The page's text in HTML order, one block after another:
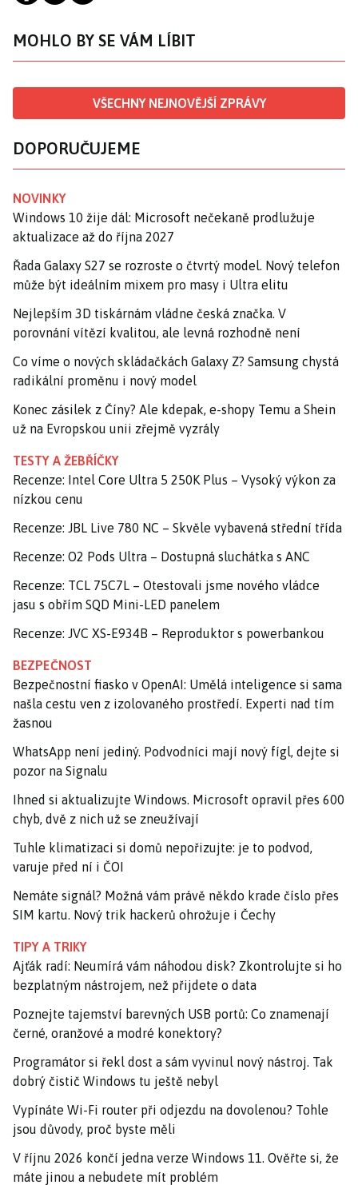
MOHLO BY SE VÁM LÍBIT
VŠECHNY NEJNOVĚJŠÍ ZPRÁVY
DOPORUČUJEME
NOVINKY
Windows 10 žije dál: Microsoft nečekaně prodlužuje
aktualizace až do října 2027
Řada Galaxy S27 se rozroste o čtvrtý model. Nový telefon
může být ideálním mixem pro masy i Ultra elitu
Nejlepším 3D tiskárnám vládne česká značka. V
porovnání vítězí kvalitou, ale levná rozhodně není
Co víme o nových skládačkách Galaxy Z? Samsung chystá
radikální proměnu i nový model
Konec zásilek z Číny? Ale kdepak, e-shopy Temu a Shein
už na Evropskou unii zřejmě vyzrály
TESTY A ŽEBŘÍČKY
Recenze: Intel Core Ultra 5 250K Plus – Vysoký výkon za
nízkou cenu
Recenze: JBL Live 780 NC – Skvěle vybavená střední třída
Recenze: O2 Pods Ultra – Dostupná sluchátka s ANC
Recenze: TCL 75C7L – Otestovali jsme nového vládce
jasu s obřím SQD Mini-LED panelem
Recenze: JVC XS-E934B – Reproduktor s powerbankou
BEZPEČNOST
Bezpečnostní fiasko v OpenAI: Umělá inteligence si sama
našla cestu ven z izolovaného prostředí. Experti nad tím
žasnou
WhatsApp není jediný. Podvodníci mají nový fígl, dejte si
pozor na Signalu
Ihned si aktualizujte Windows. Microsoft opravil přes 600
chyb, dvě z nich už se zneužívají
Tuhle klimatizaci si domů nepořizujte: je to podvod,
varuje před ní i ČOI
Nemáte signál? Možná vám právě někdo krade číslo přes
SIM kartu. Nový trik hackerů ohrožuje i Čechy
TIPY A TRIKY
Ajťák radí: Neumírá vám náhodou disk? Zkontrolujte si ho
bezplatným nástrojem, než přijdete o data
Poznejte tajemství barevných USB portů: Co znamenají
černé, oranžové a modré konektory?
Programátor si řekl dost a sám vyvinul nový nástroj. Tak
dobrý čistič Windows tu ještě nebyl
Vypínáte Wi-Fi router při odjezdu na dovolenou? Tohle
jsou důvody, proč byste měli
V říjnu 2026 končí jedna verze Windows 11. Ověřte si, že
máte jinou a nebudete mít problém